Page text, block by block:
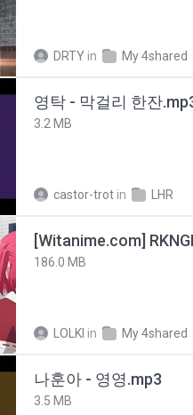
DRTY in My 4shared
영탁 - 막걸리 한잔
3.2 MB
castor-trot in LHR
186.0 MB
LOLKI in My 4shared
나훈아 - 영영.mp3
3.5 MB